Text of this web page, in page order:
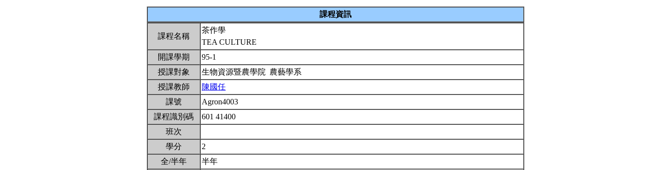
課程資訊
課程名稱
茶作學
TEA CULTURE
開課學期
95-1
授課對象
生物資源暨農學院 農藝學系
授課教師
陳國任
課號
Agron4003
課程識別碼
601 41400
班次
學分
2
全/半年
半年